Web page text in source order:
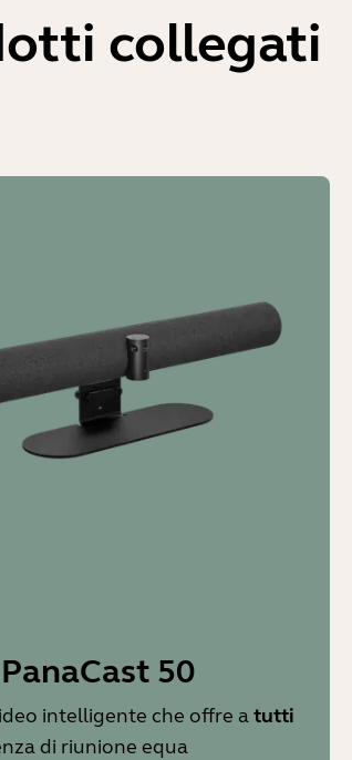
collegati
50
intelligente che offre atutti
di riunione equa